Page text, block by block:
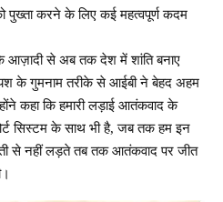
पुख्ता करने के लिए कई महत्वपूर्ण कदम
आज़ादी से अब तक देश में शांति बनाए
के गुमनाम तरीके से आईबी ने बेहद अहम
कहा कि हमारी लड़ाई आतंकवाद के
सिस्टम के साथ भी है, जब तक हम इन
से नहीं लड़ते तब तक आतंकवाद पर जीत